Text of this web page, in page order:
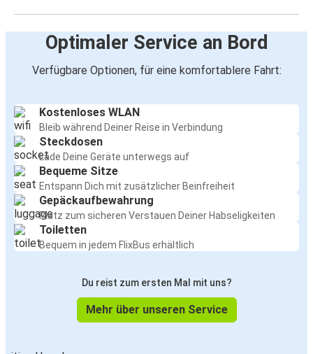
Optimaler Service an Bord
Verfügbare Optionen, für eine komfortablere Fahrt:
Kostenloses WLAN
Bleib während Deiner Reise in Verbindung
Steckdosen
Lade Deine Geräte unterwegs auf
Bequeme Sitze
Entspann Dich mit zusätzlicher Beinfreiheit
Gepäckaufbewahrung
Platz zum sicheren Verstauen Deiner Habseligkeiten
Toiletten
Bequem in jedem FlixBus erhältlich
Du reist zum ersten Mal mit uns?
Mehr über unseren Service